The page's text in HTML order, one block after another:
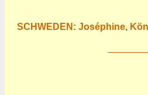
SCHWEDEN: Joséphine,